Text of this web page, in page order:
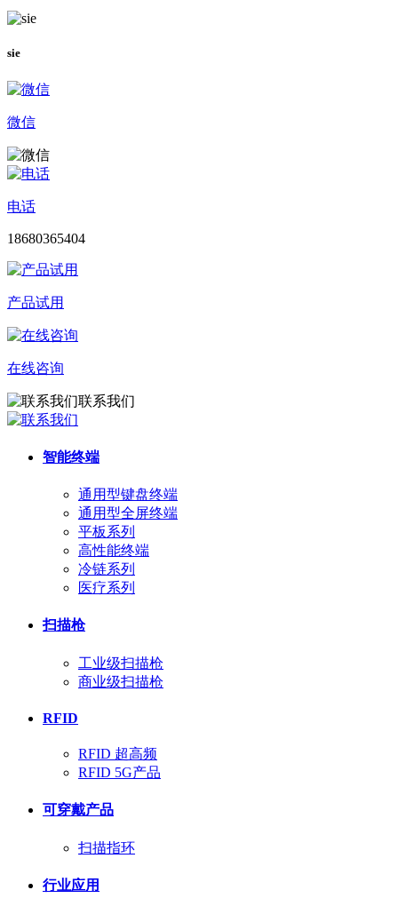
sie
微信
电话
18680365404
产品试用
在线咨询
联系我们
智能终端
通用型键盘终端
通用型全屏终端
平板系列
高性能终端
冷链系列
医疗系列
扫描枪
工业级扫描枪
商业级扫描枪
RFID
RFID 超高频
RFID 5G产品
可穿戴产品
扫描指环
行业应用